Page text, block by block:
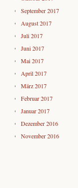
September 2017
August 2017
Juli 2017
Juni 2017
Mai 2017
April 2017
März 2017
Februar 2017
Januar 2017
Dezember 2016
November 2016